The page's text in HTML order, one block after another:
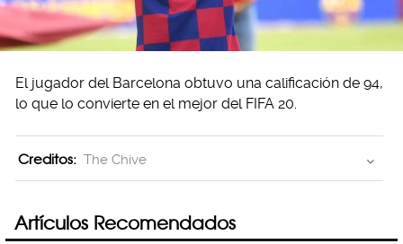
El jugador del Barcelona obtuvo una calificación de 94,
lo que lo convierte en el mejor del FIFA 20.
Creditos: The Chive
Artículos Recomendados